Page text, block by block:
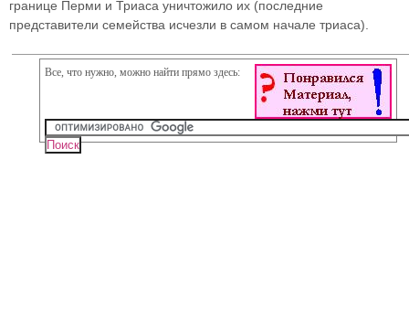
границе Перми и Триаса уничтожило их (последние
представители семейства исчезли в самом начале триаса).
Все, что нужно, можно найти прямо здесь: